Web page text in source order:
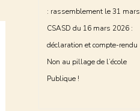
: rassemblement le 31 mars
CSASD du 16 mars 2026 :
déclaration et compte-rendu
Non au pillage de l’école
Publique !